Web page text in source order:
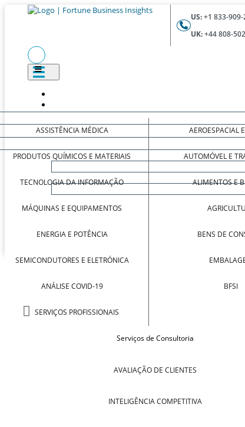
US:+1 833-
UK:+44 808-
ASSISTÊNCIA MÉDICA
PRODUTOS QUÍMICOS E MATERIAIS
TECNOLOGIA DA INFORMAÇÃO
MÁQUINAS E EQUIPAMENTOS
ENERGIA E POTÊNCIA
SEMICONDUTORES E ELETRÓNICA
ANÁLISE COVID-19
SERVIÇOS PROFISSIONAIS
AEROESPACIAL
AUTOMÓVEL E
ALIMENTOS E
BENS DE
BFSI
Serviços de Consultoria
AVALIAÇÃO DE CLIENTES
INTELIGÊNCIA COMPETITIVA